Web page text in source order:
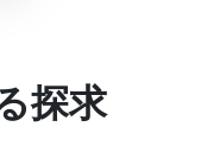
探求